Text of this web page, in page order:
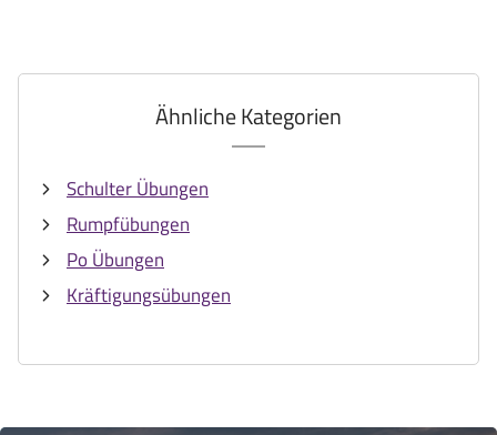
Ähnliche Kategorien
Schulter Übungen
Rumpfübungen
Po Übungen
Kräftigungsübungen